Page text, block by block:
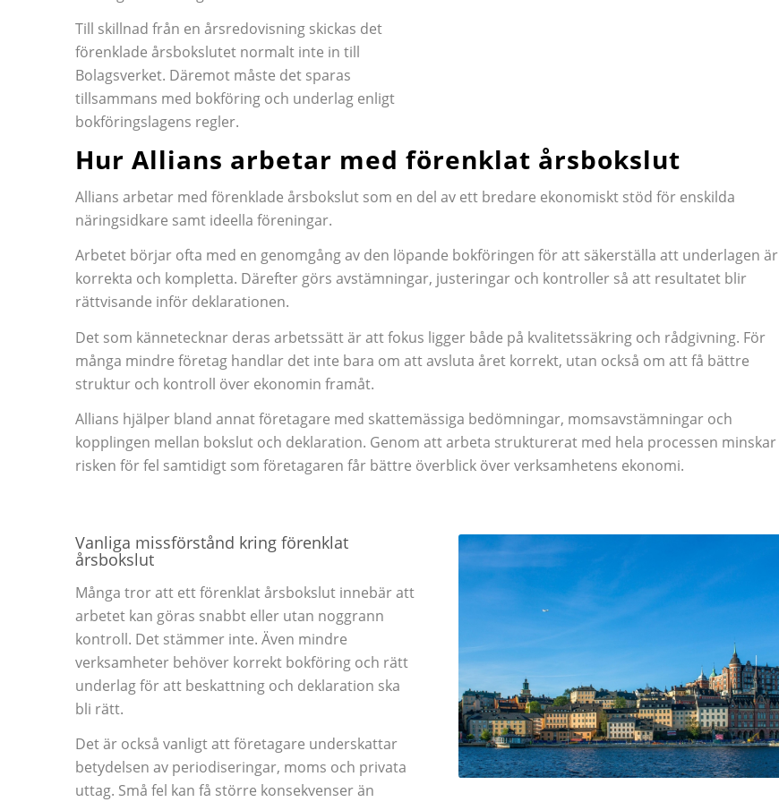
Till skillnad från en årsredovisning skickas det
förenklade årsbokslutet normalt inte in till
Bolagsverket. Däremot måste det sparas
tillsammans med bokföring och underlag enligt
bokföringslagens regler.
Hur Allians arbetar med förenklat årsbokslut
Allians arbetar med förenklade årsbokslut som en del av ett bredare ekonomiskt stöd för enskilda
näringsidkare samt ideella föreningar.
Arbetet börjar ofta med en genomgång av den löpande bokföringen för att säkerställa att underlagen är
korrekta och kompletta. Därefter görs avstämningar, justeringar och kontroller så att resultatet blir
rättvisande inför deklarationen.
Det som kännetecknar deras arbetssätt är att fokus ligger både på kvalitetssäkring och rådgivning. För
många mindre företag handlar det inte bara om att avsluta året korrekt, utan också om att få bättre
struktur och kontroll över ekonomin framåt.
Allians hjälper bland annat företagare med skattemässiga bedömningar, momsavstämningar och
kopplingen mellan bokslut och deklaration. Genom att arbeta strukturerat med hela processen minskar
risken för fel samtidigt som företagaren får bättre överblick över verksamhetens ekonomi.
Vanliga missförstånd kring förenklat
årsbokslut
Många tror att ett förenklat årsbokslut innebär att
arbetet kan göras snabbt eller utan noggrann
kontroll. Det stämmer inte. Även mindre
verksamheter behöver korrekt bokföring och rätt
underlag för att beskattning och deklaration ska
bli rätt.
Det är också vanligt att företagare underskattar
betydelsen av periodiseringar, moms och privata
uttag. Små fel kan få större konsekvenser än